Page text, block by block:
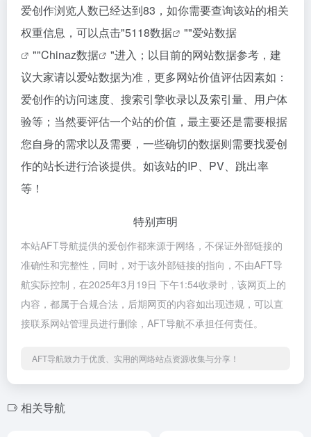
爱创作浏览人数已经达到83，如你需要查询该站的相关
权重信息，可以点击"5118数据 ""爱站数据
""Chinaz数据
"进入；以目前的网站数据参考，建
议大家请以爱站数据为准，更多网站价值评估因素如：
爱创作的访问速度、搜索引擎收录以及索引量、用户体
验等；当然要评估一个站的价值，最主要还是需要根据
您自身的需求以及需要，一些确切的数据则需要找爱创
作的站长进行洽谈提供。如该站的IP、PV、跳出率
等！
特别声明
本站AFT导航提供的爱创作都来源于网络，不保证外部链接的
准确性和完整性，同时，对于该外部链接的指向，不由AFT导
航实际控制，在2025年3月19日 下午1:54收录时，该网页上的
内容，都属于合规合法，后期网页的内容如出现违规，可以直
接联系网站管理员进行删除，AFT导航不承担任何责任。
AFT导航致力于优质、实用的网络站点资源收集与分享！
相关导航